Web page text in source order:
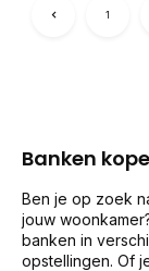
1
Banken
Ben je op zoek
jouw
banken in
opstellingen. Of